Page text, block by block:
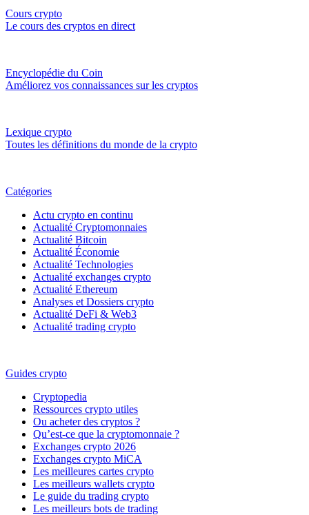
Cours crypto
Le cours des cryptos en direct
Encyclopédie du Coin
Améliorez vos connaissances sur les cryptos
Lexique crypto
Toutes les définitions du monde de la crypto
Catégories
Actu crypto en continu
Actualité Cryptomonnaies
Actualité Bitcoin
Actualité Économie
Actualité Technologies
Actualité exchanges crypto
Actualité Ethereum
Analyses et Dossiers crypto
Actualité DeFi & Web3
Actualité trading crypto
Guides crypto
Cryptopedia
Ressources crypto utiles
Ou acheter des cryptos ?
Qu’est-ce que la cryptomonnaie ?
Exchanges crypto 2026
Exchanges crypto MiCA
Les meilleures cartes crypto
Les meilleurs wallets crypto
Le guide du trading crypto
Les meilleurs bots de trading